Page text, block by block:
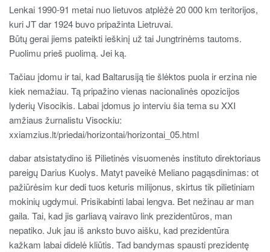
Lenkai 1990-91 metai nuo lietuvos atplėžė 20 000 km teritorijos,
kuri JT dar 1924 buvo pripažinta Lietruvai.
Būtų gerai jiems pateikti ieškinį už tai Jungtrinėms tautoms.
Puolimu prieš puolimą. Jei ką.
Tačiau įdomu ir tai, kad Baltarusiją tie šlėktos puola ir erzina nie
kiek nemažiau. Tą pripažino vienas nacionalinės opozicijos
lyderių Visocikis. Labai įdomus jo interviu šia tema su XXI
amžiaus žurnalistu Visockiu:
xxiamzius.lt/priedai/horizontai/horizontai_05.html
dabar atsistatydino iš Pilietinės visuomenės instituto direktoriaus
pareigų Darius Kuolys. Matyt paveikė Meliano pagąsdinimas: ot
pažiūrėsim kur dedi tuos keturis milijonus, skirtus tik pilietiniam
mokinių ugdymui. Prisikabinti labai lengva. Bet nežinau ar man
gaila. Tai, kad jis garliavą vairavo link prezidentūros, man
nepatiko. Juk jau iš anksto buvo aišku, kad prezidentūra
kažkam labai didelė kliūtis. Tad bandymas spausti prezidentę